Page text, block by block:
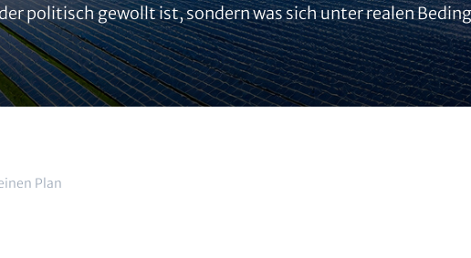
politisch gewollt ist, sondern was sich unter realen
Plan